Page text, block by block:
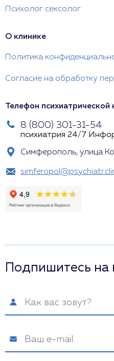
Психолог сексолог
О клинике
Политика
Согласие на обработку
Телефон психиатрической
8 (800) 301-31-54
психиатрия 24/7
Симферополь, улица
Подпишитесь на